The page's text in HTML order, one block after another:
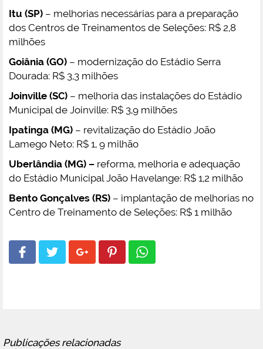
Itu (SP) – melhorias necessárias para a preparação
dos Centros de Treinamentos de Seleções: R$ 2,8
milhões
Goiânia (GO) – modernização do Estádio Serra
Dourada: R$ 3,3 milhões
Joinville (SC) – melhoria das instalações do Estádio
Municipal de Joinville: R$ 3,9 milhões
Ipatinga (MG) – revitalização do Estádio João
Lamego Neto: R$ 1, 9 milhão
Uberlândia (MG) – reforma, melhoria e adequação
do Estádio Municipal João Havelange: R$ 1,2 milhão
Bento Gonçalves (RS) – implantação de melhorias no
Centro de Treinamento de Seleções: R$ 1 milhão
Publicações relacionadas